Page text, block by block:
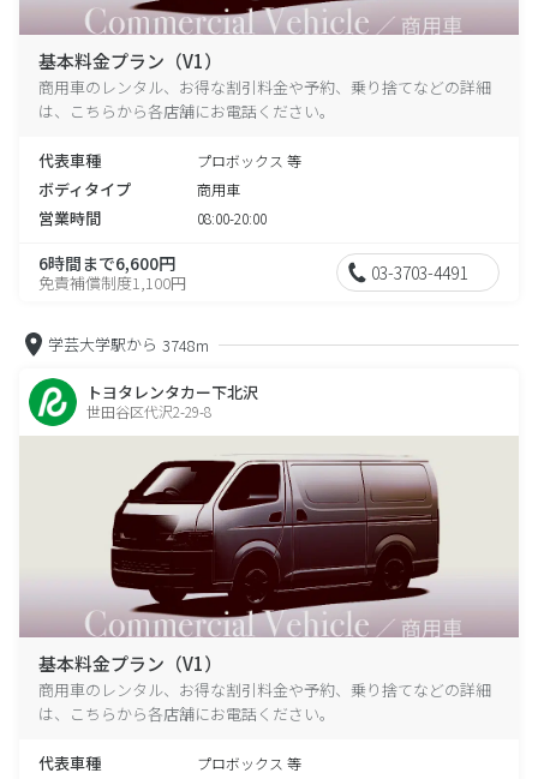
基本料金プラン（V1）
商用車のレンタル、お得な割引料金や予約、乗り捨てなどの詳細
は、こちらから各店舗にお電話ください。
代表車種 プロボックス 等
ボディタイプ 商用車
営業時間 08:00-20:00
6時間まで6,600円
免責補償制度1,100円 03-3703-4491
学芸大学駅から 3748m
トヨタレンタカー下北沢
世田谷区代沢2-29-8
基本料金プラン（V1）
商用車のレンタル、お得な割引料金や予約、乗り捨てなどの詳細
は、こちらから各店舗にお電話ください。
代表車種 プロボックス 等